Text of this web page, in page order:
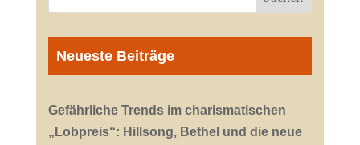
Neueste Beiträge
Gefährliche Trends im charismatischen
„Lobpreis“: Hillsong, Bethel und die neue